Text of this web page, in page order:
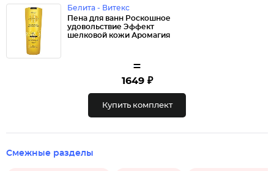
Белита - Витекс
Пена для ванн Роскошное
удовольствие Эффект
шелковой кожи Аромагия
=
1649 ₽
Купить комплект
Смежные разделы